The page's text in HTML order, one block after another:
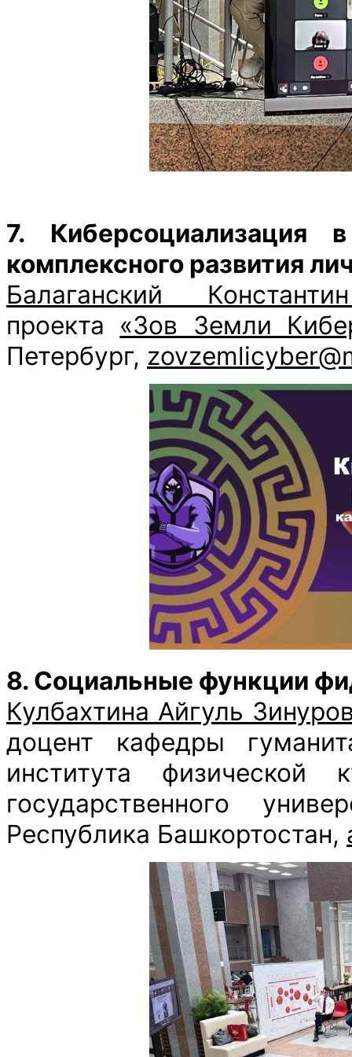
7. Киберсоциализация
комплексного развития
Балаганский
проекта «Зов Земли
Петербург,
8. Социальные функции
Кулбахтина Айгуль
доцент кафедры
института физической
государственного
Республика Башкортостан,